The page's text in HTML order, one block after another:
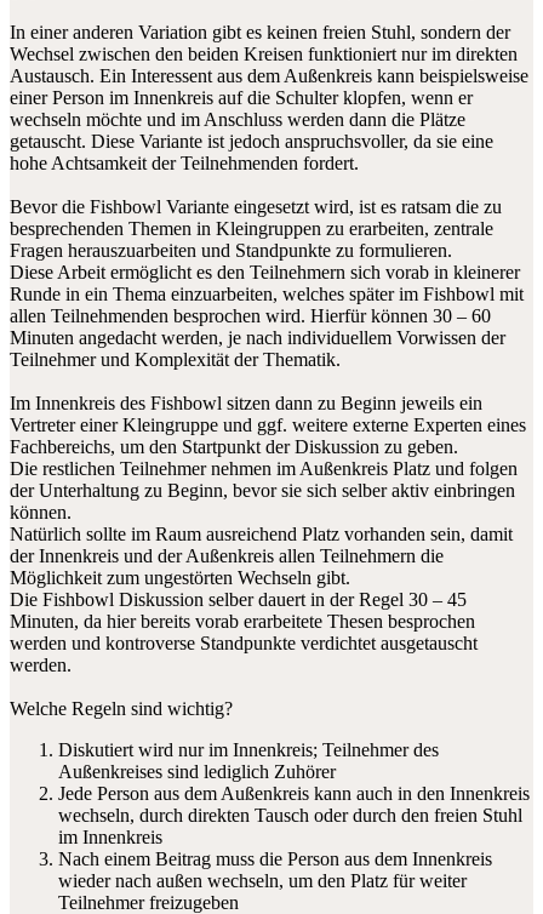
In einer anderen Variation gibt es keinen freien Stuhl, sondern der
Wechsel zwischen den beiden Kreisen funktioniert nur im direkten
Austausch. Ein Interessent aus dem Außenkreis kann beispielsweise
einer Person im Innenkreis auf die Schulter klopfen, wenn er
wechseln möchte und im Anschluss werden dann die Plätze
getauscht. Diese Variante ist jedoch anspruchsvoller, da sie eine
hohe Achtsamkeit der Teilnehmenden fordert.
Bevor die Fishbowl Variante eingesetzt wird, ist es ratsam die zu
besprechenden Themen in Kleingruppen zu erarbeiten, zentrale
Fragen herauszuarbeiten und Standpunkte zu formulieren.
Diese Arbeit ermöglicht es den Teilnehmern sich vorab in kleinerer
Runde in ein Thema einzuarbeiten, welches später im Fishbowl mit
allen Teilnehmenden besprochen wird. Hierfür können 30 – 60
Minuten angedacht werden, je nach individuellem Vorwissen der
Teilnehmer und Komplexität der Thematik.
Im Innenkreis des Fishbowl sitzen dann zu Beginn jeweils ein
Vertreter einer Kleingruppe und ggf. weitere externe Experten eines
Fachbereichs, um den Startpunkt der Diskussion zu geben.
Die restlichen Teilnehmer nehmen im Außenkreis Platz und folgen
der Unterhaltung zu Beginn, bevor sie sich selber aktiv einbringen
können.
Natürlich sollte im Raum ausreichend Platz vorhanden sein, damit
der Innenkreis und der Außenkreis allen Teilnehmern die
Möglichkeit zum ungestörten Wechseln gibt.
Die Fishbowl Diskussion selber dauert in der Regel 30 – 45
Minuten, da hier bereits vorab erarbeitete Thesen besprochen
werden und kontroverse Standpunkte verdichtet ausgetauscht
werden.
Welche Regeln sind wichtig?
Diskutiert wird nur im Innenkreis; Teilnehmer des
Außenkreises sind lediglich Zuhörer
Jede Person aus dem Außenkreis kann auch in den Innenkreis
wechseln, durch direkten Tausch oder durch den freien Stuhl
im Innenkreis
Nach einem Beitrag muss die Person aus dem Innenkreis
wieder nach außen wechseln, um den Platz für weiter
Teilnehmer freizugeben